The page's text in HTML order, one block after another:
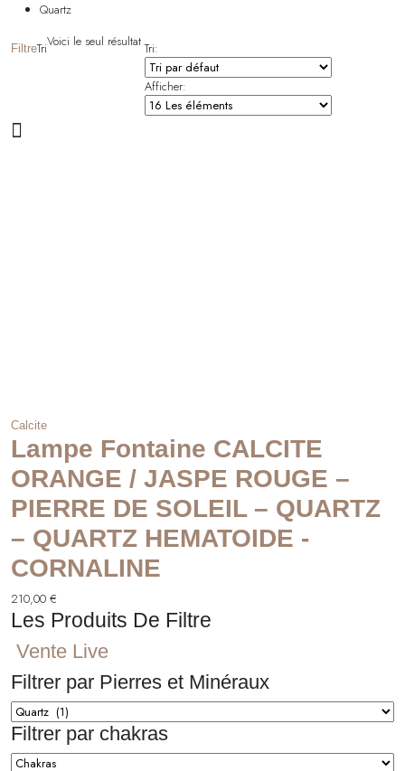
Quartz
FiltreTriVoici le seul résultat Tri:
Afficher:
Calcite
Lampe Fontaine CALCITE
ORANGE / JASPE ROUGE –
PIERRE DE SOLEIL – QUARTZ
– QUARTZ HEMATOIDE -
CORNALINE
210,00 €
Les Produits De Filtre
Vente Live
Filtrer par Pierres et Minéraux
Filtrer par chakras